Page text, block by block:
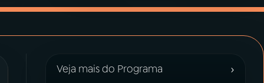
Veja mais do Programa ›